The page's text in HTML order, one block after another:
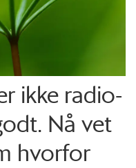
ikke radio­
Nå vet
hvorfor